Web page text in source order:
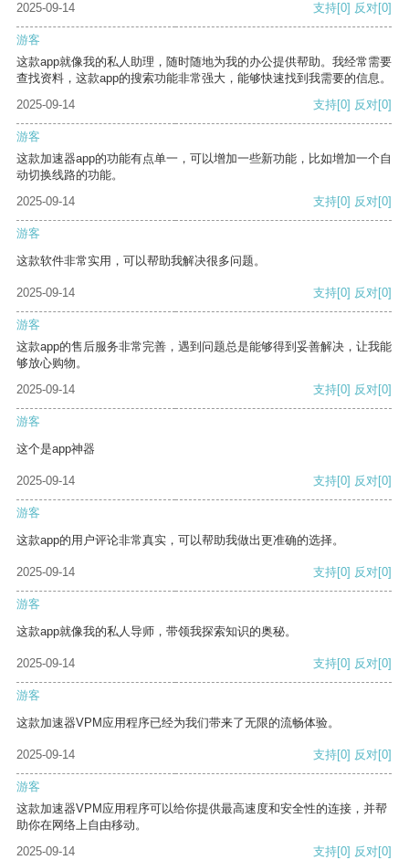
2025-09-14 支持[0] 反对[0]
游客
这款app就像我的私人助理，随时随地为我的办公提供帮助。我经常需要
查找资料，这款app的搜索功能非常强大，能够快速找到我需要的信息。
2025-09-14
支持[0] 反对[0]
游客
这款加速器app的功能有点单一，可以增加一些新功能，比如增加一个自
动切换线路的功能。
2025-09-14
支持[0] 反对[0]
游客
这款软件非常实用，可以帮助我解决很多问题。
2025-09-14 支持[0] 反对[0]
游客
这款app的售后服务非常完善，遇到问题总是能够得到妥善解决，让我能
够放心购物。
2025-09-14
支持[0] 反对[0]
游客
这个是app神器
2025-09-14 支持[0] 反对[0]
游客
这款app的用户评论非常真实，可以帮助我做出更准确的选择。
2025-09-14 支持[0] 反对[0]
游客
这款app就像我的私人导师，带领我探索知识的奥秘。
2025-09-14 支持[0] 反对[0]
游客
这款加速器VPM应用程序已经为我们带来了无限的流畅体验。
2025-09-14 支持[0] 反对[0]
游客
这款加速器VPM应用程序可以给你提供最高速度和安全性的连接，并帮
助你在网络上自由移动。
2025-09-14
支持[0] 反对[0]